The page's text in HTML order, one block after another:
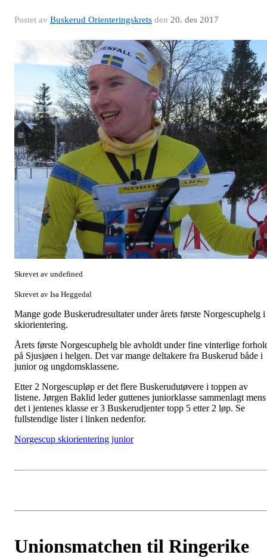
Postet av Buskerud Orienteringskrets den 20. des 2017
Skrevet av undefined
Skrevet av Isa Heggedal
Mange gode Buskerudresultater under årets første Norgescuphelg i
skiorientering.
Årets første Norgescuphelg ble avholdt under fine vinterlige
på Sjusjøen i helgen. Det var mange deltakere fra Buskerud både i
junior og ungdomsklassene.
Etter 2 Norgescupløp er det flere Buskerudutøvere i toppen av
listene. Jørgen Baklid leder guttenes juniorklasse sammenlagt mens
det i jentenes klasse er 3 Buskerudjenter topp 5 etter 2 løp. Se
fullstendige lister i linken nedenfor.
Norgescup skiorientering junior
Unionsmatchen til Ringerike